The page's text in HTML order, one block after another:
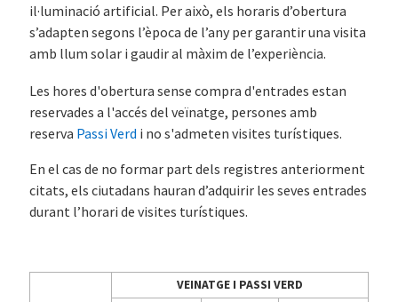
il·luminació artificial. Per això, els horaris d’obertura
s’adapten segons l’època de l’any per garantir una visita
amb llum solar i gaudir al màxim de l’experiència.
Les hores d'obertura sense compra d'entrades estan
reservades a l'accés del veïnatge, persones amb
reserva Passi Verd i no s'admeten visites turístiques.
En el cas de no formar part dels registres anteriorment
citats, els ciutadans hauran d’adquirir les seves entrades
durant l’horari de visites turístiques.
VEINATGE I PASSI VERD